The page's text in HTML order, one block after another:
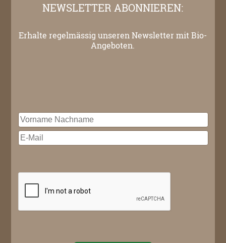
NEWSLETTER ABONNIEREN:
Erhalte regelmässig unseren Newsletter mit Bio-
Angeboten.